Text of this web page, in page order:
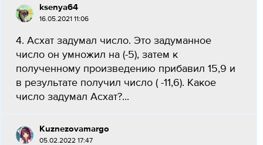
ksenya64
16.05.2021 11:06
4. Асхат задумал число. Это задуманное
число он умножил на (-5), затем к
полученному произведению прибавил 15,9 и
в результате получил число ( -11,6). Какое
число задумал Асхат?...
Kuznezovamargo
05.02.2022 17:47